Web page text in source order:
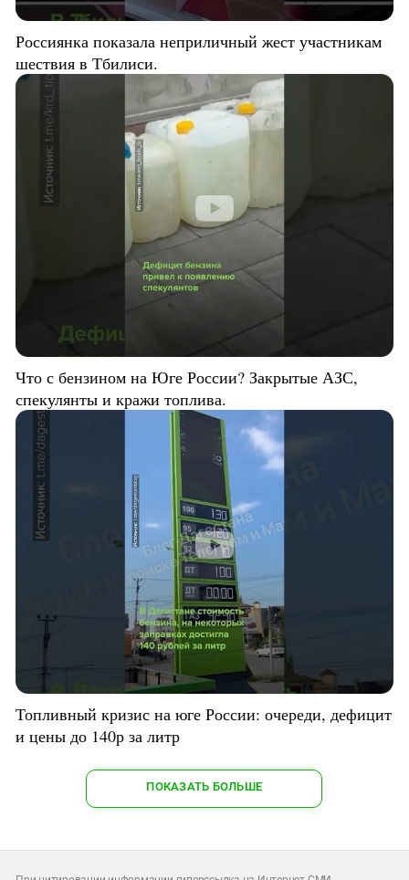
Россиянка показала неприличный жест участникам
шествия в Тбилиси.
Что с бензином на Юге России? Закрытые АЗС,
спекулянты и кражи топлива.
Топливный кризис на юге России: очереди, дефицит
и цены до 140р за литр
ПОКАЗАТЬ БОЛЬШЕ